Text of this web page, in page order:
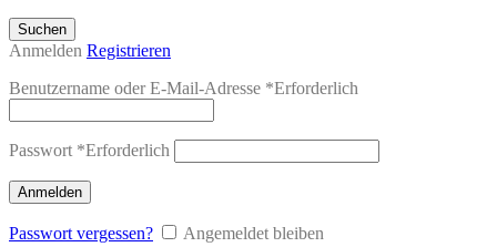
Suchen
Anmelden Registrieren
Benutzername oder E-Mail-Adresse *Erforderlich
Passwort *Erforderlich
Anmelden
Passwort vergessen?
Angemeldet bleiben